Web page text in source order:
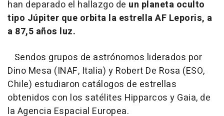
han deparado el hallazgo de un planeta oculto
tipo Júpiter que orbita la estrella AF Leporis, a
a 87,5 años luz.
Sendos grupos de astrónomos liderados por
Dino Mesa (INAF, Italia) y Robert De Rosa (ESO,
Chile) estudiaron catálogos de estrellas
obtenidos con los satélites Hipparcos y Gaia, de
la Agencia Espacial Europea.